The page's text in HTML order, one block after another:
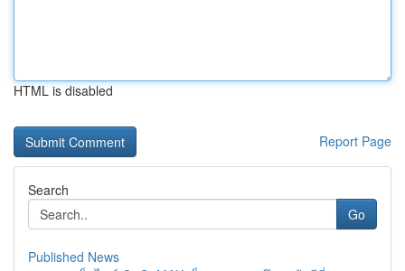
HTML is disabled
Report Page
Search
Go
Published News